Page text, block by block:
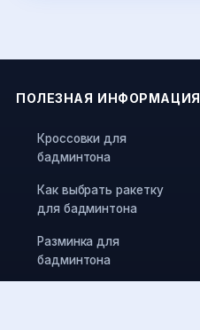
ПОЛЕЗНАЯ ИНФОРМАЦИЯ
Кроссовки для
бадминтона
Как выбрать ракетку
для бадминтона
Разминка для
бадминтона